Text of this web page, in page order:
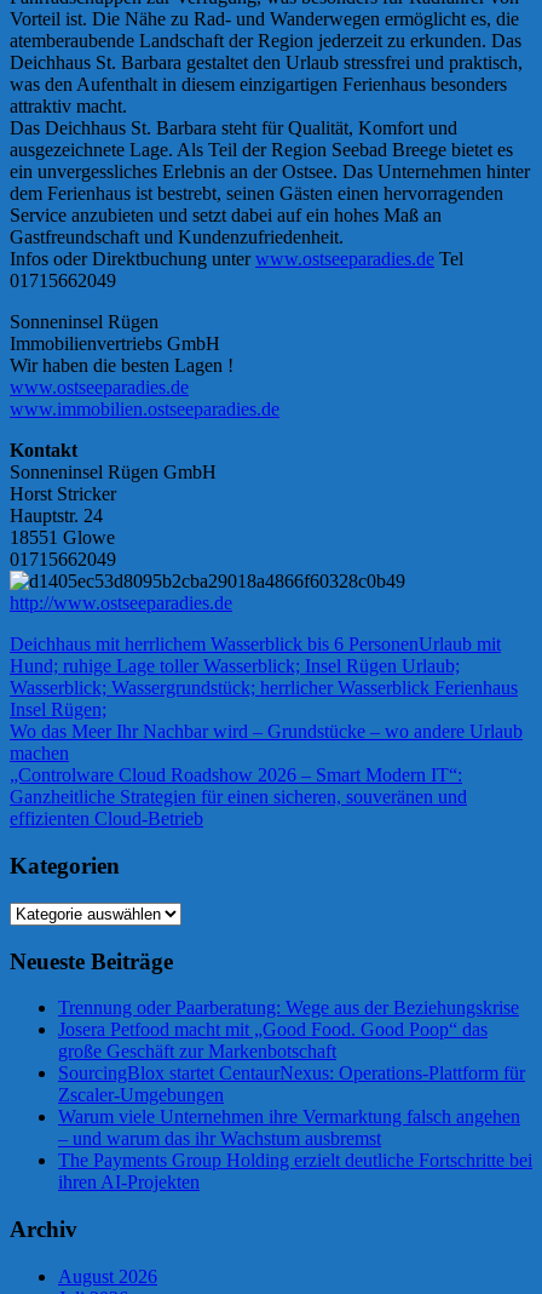
Vorteil ist. Die Nähe zu Rad- und Wanderwegen ermöglicht es, die
atemberaubende Landschaft der Region jederzeit zu erkunden. Das
Deichhaus St. Barbara gestaltet den Urlaub stressfrei und praktisch,
was den Aufenthalt in diesem einzigartigen Ferienhaus besonders
attraktiv macht.
Das Deichhaus St. Barbara steht für Qualität, Komfort und
ausgezeichnete Lage. Als Teil der Region Seebad Breege bietet es
ein unvergessliches Erlebnis an der Ostsee. Das Unternehmen hinter
dem Ferienhaus ist bestrebt, seinen Gästen einen hervorragenden
Service anzubieten und setzt dabei auf ein hohes Maß an
Gastfreundschaft und Kundenzufriedenheit.
Infos oder Direktbuchung unterwww.ostseeparadies.de Tel
01715662049
Sonneninsel Rügen
Immobilienvertriebs GmbH
Wir haben die besten Lagen !
www.ostseeparadies.de
www.immobilien.ostseeparadies.de
Kontakt
Sonneninsel Rügen GmbH
Horst Stricker
Hauptstr. 24
18551 Glowe
01715662049
http://www.ostseeparadies.de
Deichhaus mit herrlichem Wasserblick bis 6 PersonenUrlaub mit
Hund; ruhige Lage toller Wasserblick; Insel Rügen Urlaub;
Wasserblick; Wassergrundstück; herrlicher Wasserblick Ferienhaus
Insel Rügen;
Beitragsnavigation
Vorheriger
Beitrag:
Wo das Meer Ihr Nachbar wird – Grundstücke – wo andere Urlaub
machen
Nächster
Beitrag:
„Controlware Cloud Roadshow 2026 – Smart Modern IT“:
Ganzheitliche Strategien für einen sicheren, souveränen und
effizienten Cloud-Betrieb
Kategorien
Kategorien
Neueste Beiträge
Trennung oder Paarberatung: Wege aus der Beziehungskrise
Josera Petfood macht mit „Good Food. Good Poop“ das
große Geschäft zur Markenbotschaft
SourcingBlox startet CentaurNexus: Operations-Plattform für
Zscaler-Umgebungen
Warum viele Unternehmen ihre Vermarktung falsch angehen
– und warum das ihr Wachstum ausbremst
The Payments Group Holding erzielt deutliche Fortschritte bei
ihren AI-Projekten
Archiv
August 2026